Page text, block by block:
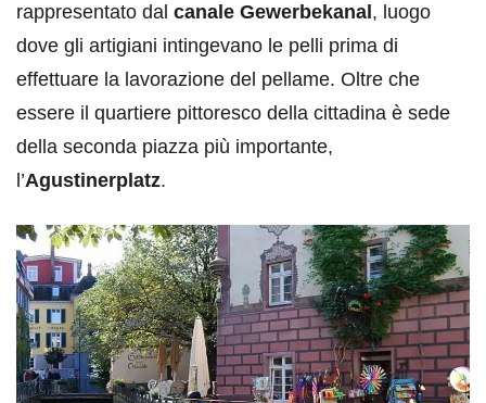
rappresentato dal canale Gewerbekanal , luogo
dove gli artigiani intingevano le pelli prima di
effettuare la lavorazione del pellame. Oltre che
essere il quartiere pittoresco della cittadina è sede
della seconda piazza più importante,
l’Agustinerplatz.